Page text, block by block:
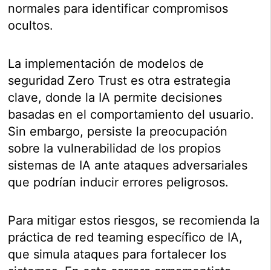
normales para identificar compromisos
ocultos.
La implementación de modelos de
seguridad Zero Trust es otra estrategia
clave, donde la IA permite decisiones
basadas en el comportamiento del usuario.
Sin embargo, persiste la preocupación
sobre la vulnerabilidad de los propios
sistemas de IA ante ataques adversariales
que podrían inducir errores peligrosos.
Para mitigar estos riesgos, se recomienda la
práctica de red teaming específico de IA,
que simula ataques para fortalecer los